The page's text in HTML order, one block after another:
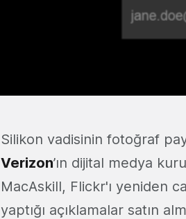
Silikon vadisinin fotoğraf
Verizon’ın dijital medya
MacAskill, Flickr'ı yeniden
yaptığı açıklamalar satın